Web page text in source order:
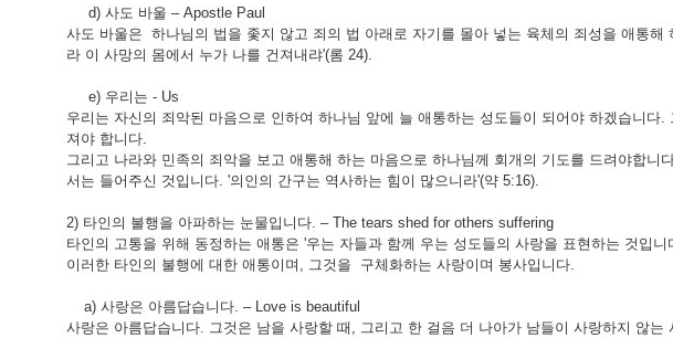
d) 사도 바울 – Apostle Paul
사도 바울은 하나님의 법을 좇지 않고 죄의 법 아래로 자기를 몰아 넣는 육체의 죄성을 애통해
라 이 사망의 몸에서 누가 나를 건져내랴'(롬 24).
e) 우리는 - Us
우리는 자신의 죄악된 마음으로 인하여 하나님 앞에 늘 애통하는 성도들이 되어야 하겠습니
져야 합니다.
그리고 나라와 민족의 죄악을 보고 애통해 하는 마음으로 하나님께 회개의 기도를 드려야합니
서는 들어주신 것입니다. '의인의 간구는 역사하는 힘이 많으니라'(약 5:16).
2) 타인의 불행을 아파하는 눈물입니다. – The tears shed for others suffering
타인의 고통을 위해 동정하는 애통은 '우는 자들과 함께 우는 성도들의 사랑을 표현하는 것입
이러한 타인의 불행에 대한 애통이며, 그것을 구체화하는 사랑이며 봉사입니다.
a) 사랑은 아름답습니다. – Love is beautiful
사랑은 아름답습니다. 그것은 남을 사랑할 때, 그리고 한 걸음 더 나아가 남들이 사랑하지 않